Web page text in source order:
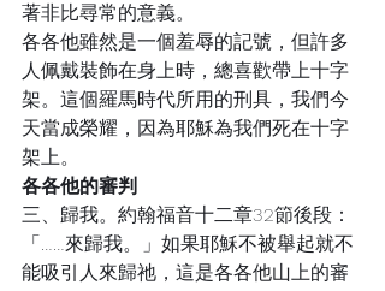
著非比尋常的意義。
各各他雖然是一個羞辱的記號，但許多
人佩戴裝飾在身上時，總喜歡帶上十字
架。這個羅馬時代所用的刑具，我們今
天當成榮耀，因為耶穌為我們死在十字
架上。
各各他的審判
三、歸我。約翰福音十二章32節後段：
「……來歸我。」如果耶穌不被舉起就不
能吸引人來歸祂，這是各各他山上的審